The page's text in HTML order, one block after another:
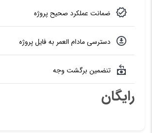
ضمانت عملکرد صحیح پروژه
دسترسی مادام العمر به فایل پروژه
تنضمین برگشت وجه
رایگان